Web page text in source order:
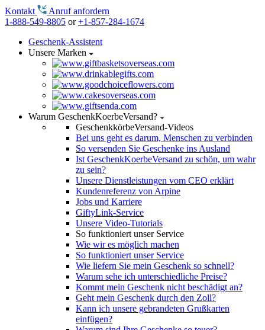
Kontakt
Anruf anfordern
1-888-549-8805 or+1-857-284-1674
Geschenk-Assistent
Unsere Marken
Warum GeschenkKoerbeVersand?
GeschenkkörbeVersand-Videos
Bei uns geht es darum, Menschen zu verbinden
So versenden Sie Geschenke ins Ausland
Ist GeschenkKoerbeVersand zu schön, um wahr
zu sein?
Unsere Dienstleistungen vom CEO erklärt
Kundenreferenz von Arpine
Jobs und Karriere
GiftyLink-Service
Unsere Video-Tutorials
So funktioniert unser Service
Wie wir es möglich machen
So funktioniert unser Service
Wie liefern Sie mein Geschenk so schnell?
Warum sehe ich unterschiedliche Preise?
Kommt mein Geschenk nicht beschädigt an?
Geht mein Geschenk durch den Zoll?
Kann ich unsere gebrandeten Grußkarten
einfügen?